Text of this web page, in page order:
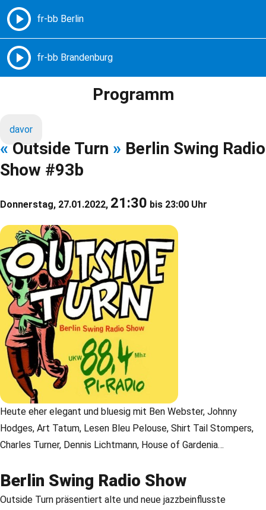
Freie Radios – Berlin Brandenburg
Programm
davor
« Outside Turn » Berlin Swing Radio
Show #93b
Donnerstag, 27.01.2022, 21:30 bis 23:00 Uhr
Heute eher elegant und bluesig mit Ben Webster, Johnny
Hodges, Art Tatum, Lesen Bleu Pelouse, Shirt Tail Stompers,
Charles Turner, Dennis Lichtmann, House of Gardenia…
Berlin Swing Radio Show
Outside Turn präsentiert alte und neue jazzbeinflusste